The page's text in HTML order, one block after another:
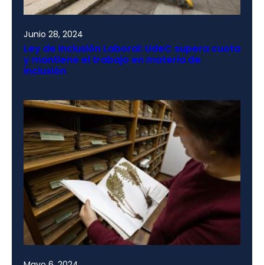
Junio 28, 2024
Ley de Inclusión Laboral: UdeC supera cuota
y mantiene el trabajo en materia de
inclusión